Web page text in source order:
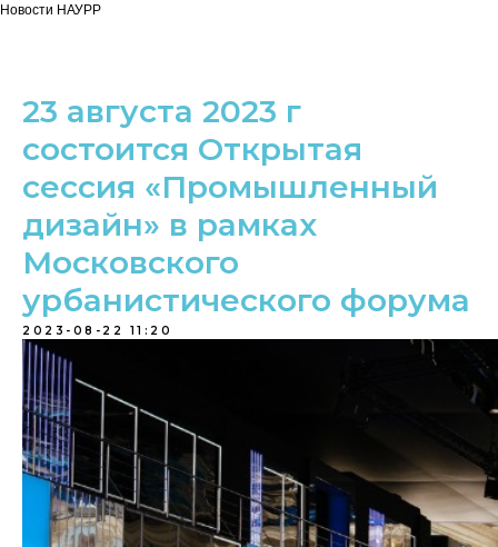
Новости НАУРР
23 августа 2023 г
состоится Открытая
сессия «Промышленный
дизайн» в рамках
Московского
урбанистического форума
2023-08-22 11:20